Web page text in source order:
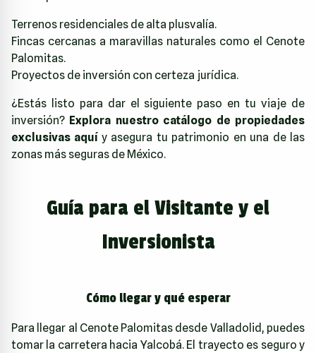
Terrenos residenciales de alta plusvalía.
Fincas cercanas a maravillas naturales como el Cenote
Palomitas.
Proyectos de inversión con certeza jurídica.
¿Estás listo para dar el siguiente paso en tu viaje de
inversión? Explora nuestro catálogo de propiedades
exclusivas aquíy asegura tu patrimonio en una de las
zonas más seguras de México.
Guía para el Visitante y el
Inversionista
Cómo llegar y qué esperar
Para llegar al Cenote Palomitas desde Valladolid, puedes
tomar la carretera hacia Yalcobá. El trayecto es seguro y